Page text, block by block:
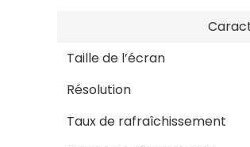
Taille de l’écran
Résolution
Taux de rafraîchissement